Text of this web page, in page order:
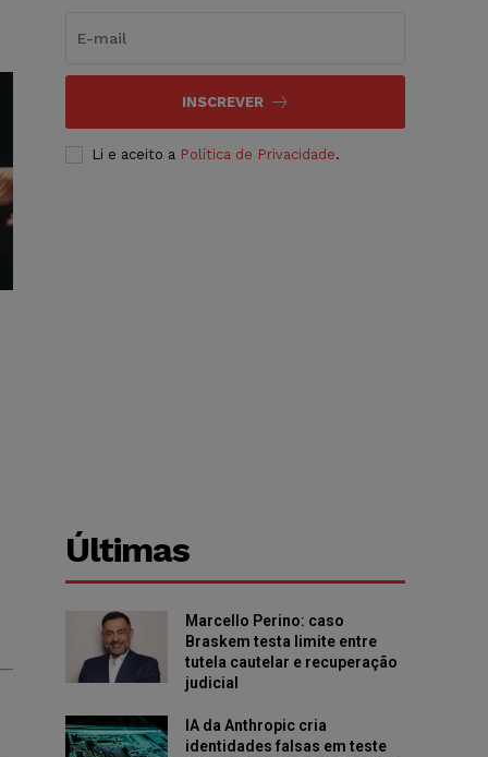
INSCREVER
Li e aceito a Política de Privacidade.
Últimas
Marcello Perino: caso
Braskem testa limite entre
tutela cautelar e recuperação
judicial
IA da Anthropic cria
identidades falsas em teste